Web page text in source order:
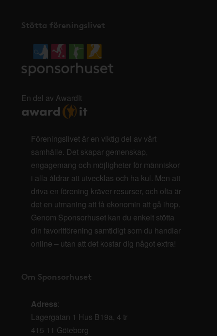
Stötta föreningslivet
En del av AwardIt
Föreningslivet är en viktig del av vårt
samhälle. Det skapar gemenskap,
engagemang och möjligheter för människor
i alla åldrar att utvecklas och ha kul. Men att
driva en förening kräver resurser, och ofta är
det en utmaning att få ekonomin att gå ihop.
Genom Sponsorhuset kan du enkelt stötta
din favoritförening samtidigt som du handlar
online – utan att det kostar dig något extra!
Om Sponsorhuset
Adress:
Lagergatan 1 Hus B19a, 4 tr
415 11 Göteborg